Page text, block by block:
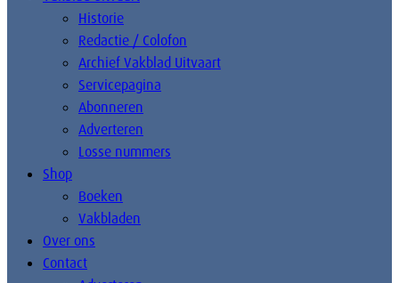
Historie
Redactie / Colofon
Archief Vakblad Uitvaart
Servicepagina
Abonneren
Adverteren
Losse nummers
Shop
Boeken
Vakbladen
Over ons
Contact